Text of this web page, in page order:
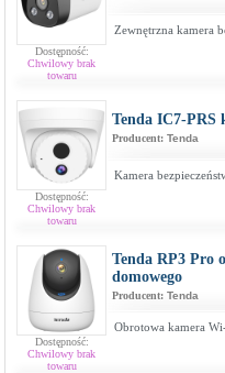
Dostępność:
Chwilowy brak
towaru
Zewnętrzna kamera
Dostępność:
Chwilowy brak
towaru
Tenda IC7-PRS
Producent: Tenda
Kamera
Dostępność:
Chwilowy brak
towaru
Tenda RP3 Pro
domowego
Producent: Tenda
Obrotowa kamera